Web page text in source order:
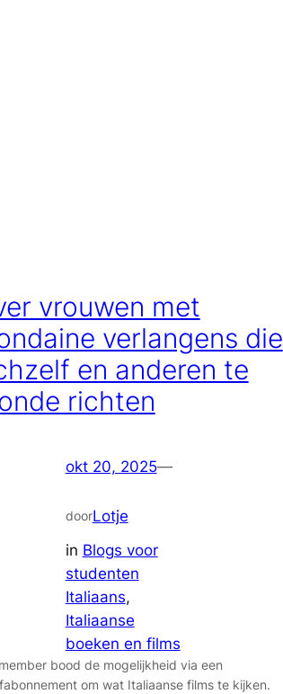
vrouwen met
verlangens die
en anderen te
richten
okt 20, 2025—
doorLotje
in Blogs voor
studenten
Italiaans
Italiaanse
boeken en films
bood de mogelijkheid via een
om wat Italiaanse films te kijken.